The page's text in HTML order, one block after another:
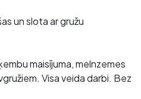
un slota ar gružu
maisījuma, melnzemes
Visa veida darbi. Bez